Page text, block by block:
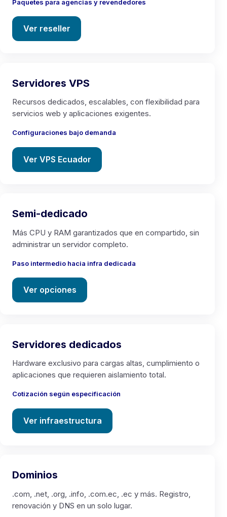
Paquetes para agencias y revendedores
Ver reseller
Servidores VPS
Recursos dedicados, escalables, con flexibilidad para
servicios web y aplicaciones exigentes.
Configuraciones bajo demanda
Ver VPS Ecuador
Semi-dedicado
Más CPU y RAM garantizados que en compartido, sin
administrar un servidor completo.
Paso intermedio hacia infra dedicada
Ver opciones
Servidores dedicados
Hardware exclusivo para cargas altas, cumplimiento o
aplicaciones que requieren aislamiento total.
Cotización según especificación
Ver infraestructura
Dominios
.com, .net, .org, .info, .com.ec, .ec y más. Registro,
renovación y DNS en un solo lugar.